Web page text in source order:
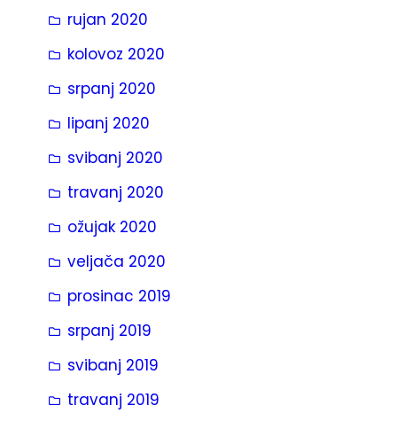
rujan 2020
kolovoz 2020
srpanj 2020
lipanj 2020
svibanj 2020
travanj 2020
ožujak 2020
veljača 2020
prosinac 2019
srpanj 2019
svibanj 2019
travanj 2019